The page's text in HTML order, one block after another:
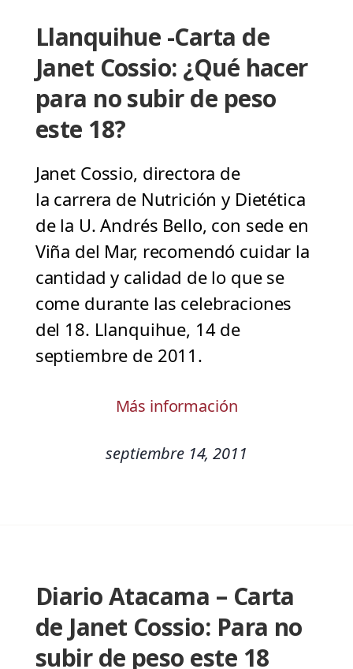
Llanquihue -Carta de
Janet Cossio: ¿Qué hacer
para no subir de peso
este 18?
Janet Cossio, directora de
la carrera de Nutrición y Dietética
de la U. Andrés Bello, con sede en
Viña del Mar, recomendó cuidar la
cantidad y calidad de lo que se
come durante las celebraciones
del 18. Llanquihue, 14 de
septiembre de 2011.
Más información
septiembre 14, 2011
Diario Atacama – Carta
de Janet Cossio: Para no
subir de peso este 18